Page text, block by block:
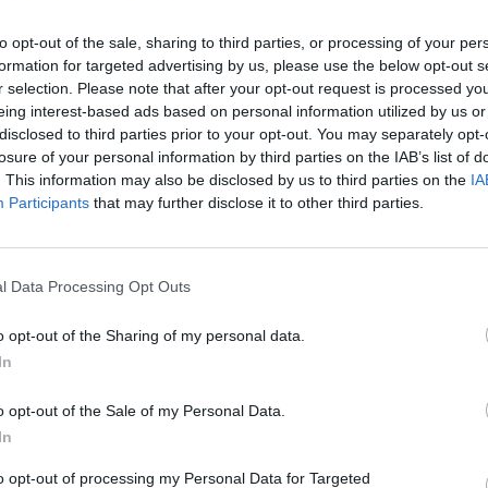
opt-out of the sale, sharing to third parties, or processing of your
for targeted advertising by us, please use the below opt-out
selection. Please note that after your opt-out request is processed
interest-based ads based on personal information utilized by us
to third parties prior to your opt-out. You may separately
of your personal information by third parties on the IAB’s list of
This information may also be disclosed by us to third parties on the
Participants that may further disclose it to other third parties.
Data Processing Opt Outs
opt-out of the Sharing of my personal data.
opt-out of the Sale of my Personal Data.
opt-out of processing my Personal Data for Targeted
degli appartamenti è disponibile su richiesta e a pagamento.
all'arrivo in struttura e ulteriori ricambi sono disponibili a pagamento.
a pagamento.
Zweizimmerwohnung für 4 Personen, Apartment für 4
Leistungen
Fernsehzimmer
im Freien
und Bar
di una comoda sala interna da circa 30 posti, ma durante il periodo estivo è